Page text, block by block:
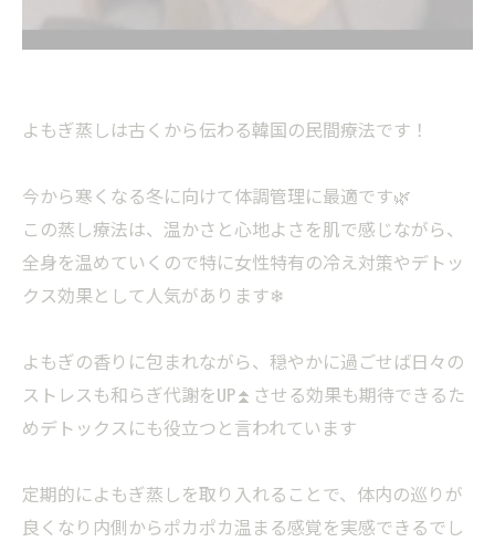
よもぎ蒸しは古くから伝わる韓国の民間療法です！
今から寒くなる冬に向けて体調管理に最適です🌿
この蒸し療法は、温かさと心地よさを肌で感じながら、
全身を温めていくので特に女性特有の冷え対策やデトッ
クス効果として人気があります❄
よもぎの香りに包まれながら、穏やかに過ごせば日々の
ストレスも和らぎ代謝をUP⏫️させる効果も期待できるた
めデトックスにも役立つと言われています
定期的によもぎ蒸しを取り入れることで、体内の巡りが
良くなり内側からポカポカ温まる感覚を実感できるでし